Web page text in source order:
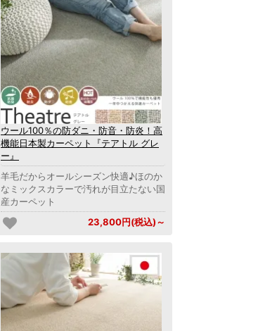
ウール100％の防ダニ・防音・防炎！高
機能日本製カーペット『テアトル グレ
ー』
羊毛だからオールシーズン快適♪ほのか
なミックスカラーで汚れが目立たない国
産カーペット
23,800円(税込)～